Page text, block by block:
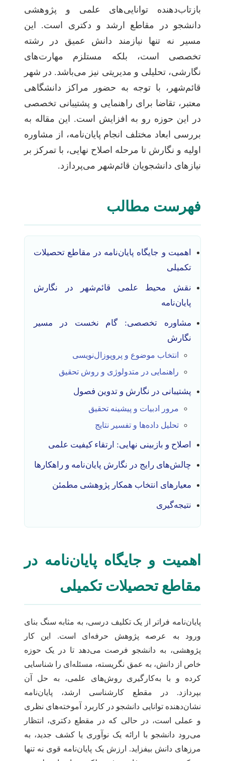
بازتاب‌دهنده توانایی‌های علمی و پژوهشی
دانشجو در مقاطع ارشد و دکتری است. این
مسیر نه تنها نیازمند دانش عمیق در رشته
تخصصی است، بلکه مستلزم مهارت‌های
نگارشی، تحلیلی و مدیریتی نیز می‌باشد. در شهر
قائم‌شهر، با توجه به حضور مراکز دانشگاهی
معتبر، تقاضا برای راهنمایی و پشتیبانی تخصصی
در این حوزه رو به افزایش است. این مقاله به
بررسی ابعاد مختلف انجام پایان‌نامه، از مشاوره
اولیه و نگارش تا مرحله اصلاح نهایی، با تمرکز بر
نیازهای دانشجویان قائم‌شهر می‌پردازد.
فهرست مطالب
اهمیت و جایگاه پایان‌نامه در مقاطع تحصیلات
تکمیلی
نقش محیط علمی قائم‌شهر در نگارش
پایان‌نامه
مشاوره تخصصی: گام نخست در مسیر
نگارش
انتخاب موضوع و پروپوزال‌نویسی
راهنمایی در متدولوژی و روش تحقیق
پشتیبانی در نگارش و تدوین فصول
مرور ادبیات و پیشینه تحقیق
تحلیل داده‌ها و تفسیر نتایج
اصلاح و بازبینی نهایی: ارتقاء کیفیت علمی
چالش‌های رایج در نگارش پایان‌نامه و راهکارها
معیارهای انتخاب همکار پژوهشی مطمئن
نتیجه‌گیری
اهمیت و جایگاه پایان‌نامه در
مقاطع تحصیلات تکمیلی
پایان‌نامه فراتر از یک تکلیف درسی، به مثابه سنگ بنای
ورود به عرصه پژوهش حرفه‌ای است. این کار
پژوهشی، به دانشجو فرصت می‌دهد تا در یک حوزه
خاص از دانش، به عمق نگریسته، مسئله‌ای را شناسایی
کرده و با به‌کارگیری روش‌های علمی، به حل آن
بپردازد. در مقطع کارشناسی ارشد، پایان‌نامه
نشان‌دهنده توانایی دانشجو در کاربرد آموخته‌های نظری
و عملی است، در حالی که در مقطع دکتری، انتظار
می‌رود دانشجو با ارائه یک نوآوری یا کشف جدید، به
مرزهای دانش بیفزاید. ارزش یک پایان‌نامه قوی نه تنها